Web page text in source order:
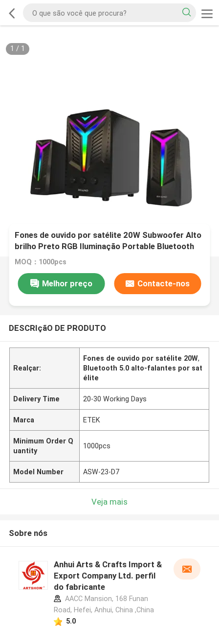
1 / 1
Fones de ouvido por satélite 20W Subwoofer Alto
brilho Preto RGB Iluminação Portable Bluetooth
remoto 5.0 AUX Input
MOQ：1000pcs
Melhor preço Contacte-nos
DESCRIçãO DE PRODUTO
Realçar:
Fones de ouvido por satélite 20W,
Bluetooth 5.0 alto-falantes por sat
élite
Delivery Time 20-30 Working Days
Marca ETEK
Minimum Order Q
uantity
1000pcs
Model Number ASW-23-D7
Veja mais
Sobre nós
Anhui Arts & Crafts Import &
Export Company Ltd. perfil
do fabricante
AACC Mansion, 168 Funan
Road, Hefei, Anhui, China ,China
5.0